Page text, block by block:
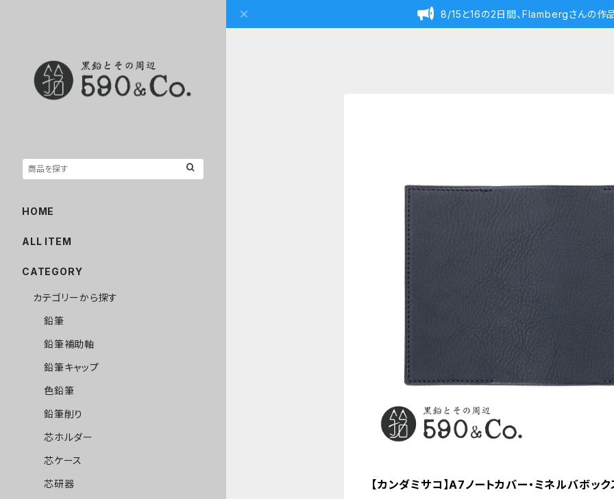
8/15と16の2日間、Flambergさんの作
【カンダミサコ】A7ノートカバー・ミネルバボッ
HOME
ALL ITEM
CATEGORY
カテゴリーから探す
鉛筆
鉛筆補助軸
鉛筆キャップ
色鉛筆
鉛筆削り
芯ホルダー
芯ケース
芯研器